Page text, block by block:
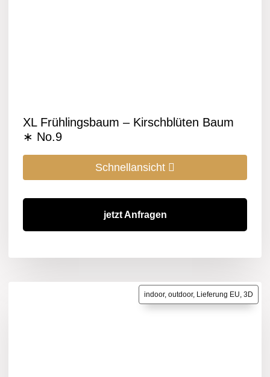
XL Frühlingsbaum – Kirschblüten Baum
∗ No.9
Schnellansicht
jetzt Anfragen
indoor, outdoor, Lieferung EU, 3D